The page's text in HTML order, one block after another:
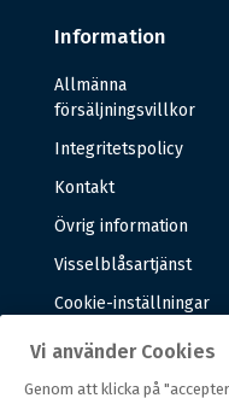
Information
Allmänna
försäljningsvillkor
Integritetspolicy
Kontakt
Övrig information
Visselblåsartjänst
Cookie-inställningar
Vi använder Cookies
Genom att klicka på